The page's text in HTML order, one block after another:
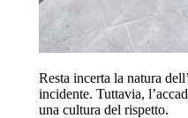
Resta incerta la natura
incidente. Tuttavia,
una cultura del rispetto.